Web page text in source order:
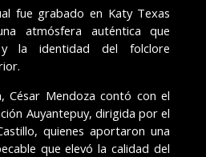
fue grabado en Katy Texas
atmósfera auténtica que
la identidad del folclore
César Mendoza contó con el
Auyantepuy, dirigida por el
quienes aportaron una
que elevó la calidad del